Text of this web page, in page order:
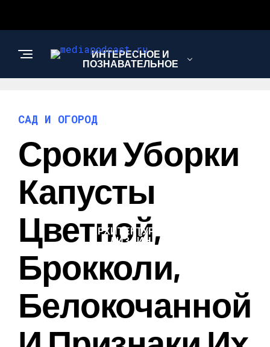
ИНТЕРЕСНОЕ И
ПОЗНАВАТЕЛЬНОЕ
ТЕХНОЛОГИИ
АРХИТЕКТУРА И
ДИЗАЙН
САД И ОГОРОД
Сроки Уборки
Капусты
Цветной,
Брокколи,
Белокочанной